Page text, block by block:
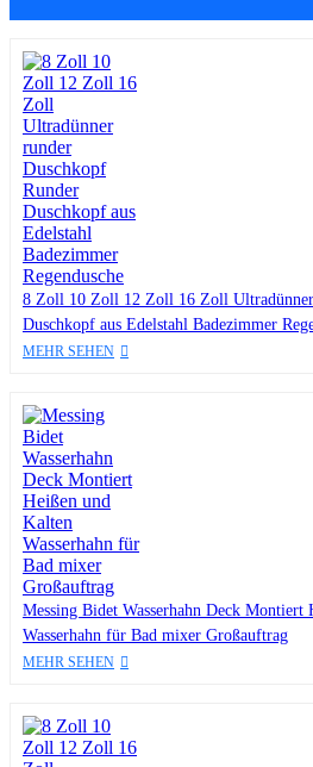
8 Zoll 10 Zoll 12 Zoll 16 Zoll
Duschkopf aus Edelstahl Badezimmer
MEHR SEHEN
Messing Bidet Wasserhahn Deck Montiert
Wasserhahn für Bad mixer Großauftrag
MEHR SEHEN